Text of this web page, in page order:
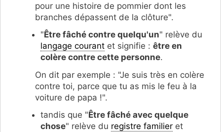
pour une histoire de pommier dont les
branches dépassent de la clôture".
"Être fâché contre quelqu'un" relève du
langage courant et signifie : être en
colère contre cette personne.
On dit par exemple : "Je suis très en colère
contre toi, parce que tu as mis le feu à la
voiture de papa !".
tandis que "Être fâché avec quelque
chose" relève du registre familier et